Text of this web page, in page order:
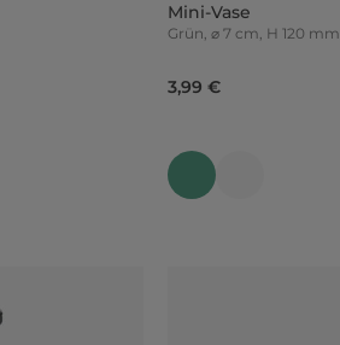
Mini-Vase
Grün, ⌀ 7 cm, H 120 mm
3,99 €